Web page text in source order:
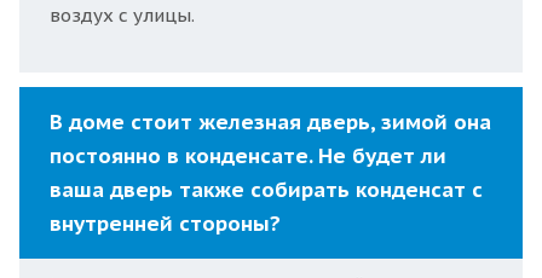
воздух с улицы.
В доме стоит железная дверь, зимой она
постоянно в конденсате. Не будет ли
ваша дверь также собирать конденсат с
внутренней стороны?